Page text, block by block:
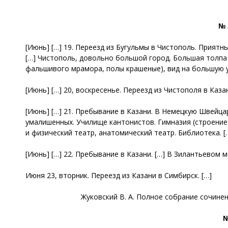
№
[Июнь] […] 19. Переезд из Бугульмы в Чистополь.
[…] Чистополь, довольно большой город. Большая
фальшивого мрамора, полы крашеные), вид на большую
[Июнь] […] 20, воскресенье. Переезд из Чистополя в
[Июнь] […] 21. Пребывание в Казани. В Немецкую
умалишенных. Училище кантонистов. Гимназия
и физический театр, анатомический театр.
[Июнь] […] 22. Пребывание в Казани. […] В Зилантьевом
Июня 23, вторник. Переезд из Казани в Симбирск. […]
Жуковский В. А. Полное собрание